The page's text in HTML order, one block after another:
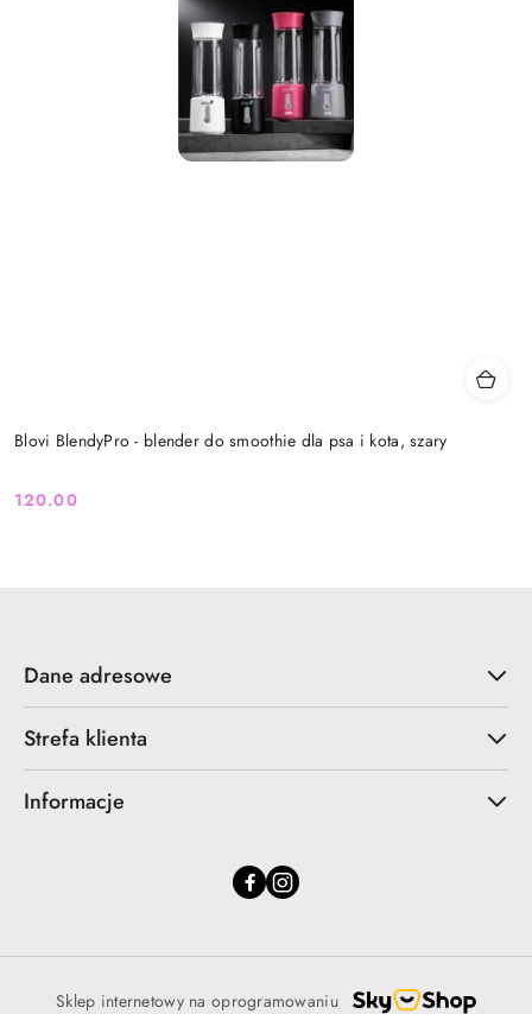
Blovi BlendyPro - blender do smoothie dla psa i kota, szary
Cena:
120.00
Dane adresowe
Strefa klienta
Informacje
Sklep internetowy na oprogramowaniu